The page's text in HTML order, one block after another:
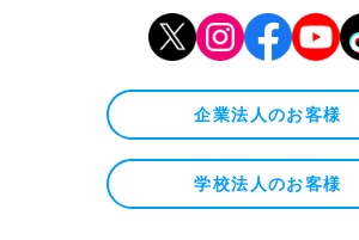
企業法人のお客様
学校法人のお客様